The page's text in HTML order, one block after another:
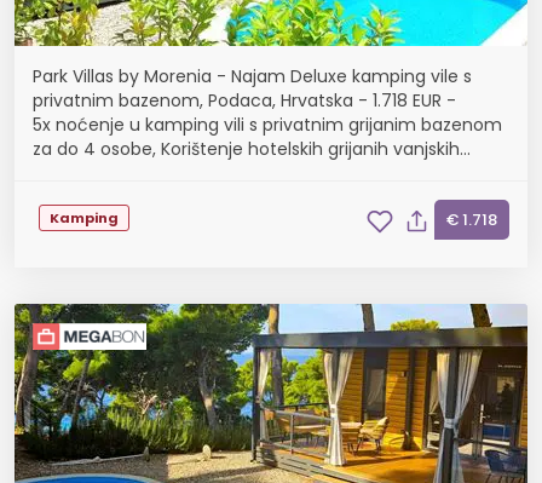
Park Villas by Morenia - Najam Deluxe kamping vile s
privatnim bazenom, Podaca, Hrvatska - 1.718 EUR -
5x noćenje u kamping vili s privatnim grijanim bazenom
za do 4 osobe, Korištenje hotelskih grijanih vanjskih
Kamping € 1.718